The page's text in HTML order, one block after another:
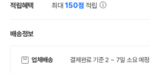
적립혜택 최대150점 적립
배송정보
업체배송 결제완료 기준 2 ~ 7일 소요 예정